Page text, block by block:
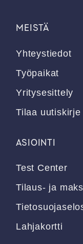
MEISTÄ
Yhteystiedot
Työpaikat
Yritysesittely
Tilaa uutiskirje
ASIOINTI
Test Center
Tilaus- ja
Lahjakortti